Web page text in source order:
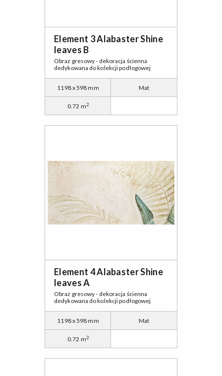
Element 3 Alabaster Shine
leaves B
Obraz gresowy - dekoracja ścienna
dedykowana do kolekcji podłogowej
1198 x 598 mm Mat
0.72 m2
Element 4 Alabaster Shine
leaves A
Obraz gresowy - dekoracja ścienna
dedykowana do kolekcji podłogowej
1198 x 598 mm Mat
0.72 m2